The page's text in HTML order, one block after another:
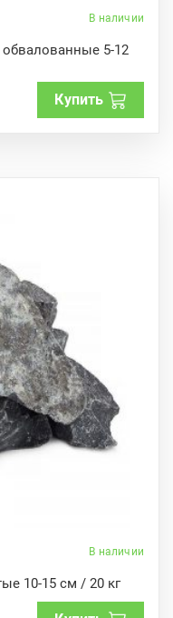
В наличии
5-12
Купить
В наличии
10-15 см / 20 кг